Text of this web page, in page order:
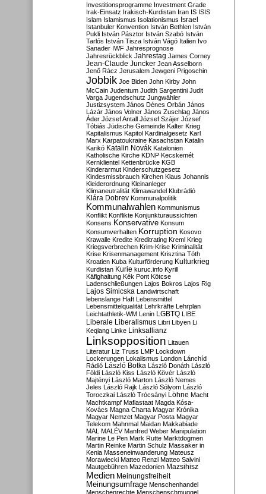
Investitionsprogramme Investment Grade
Irak-Einsatz Irakisch-Kurdistan Iran IS ISIS
Islam Islamismus Isolationismus Israel
Istanbuler Konvention István Bethlen István
Pukli István Pásztor István Szabó István
Tarlós István Tisza István Vágó Italien Ivo
Sanader IWF Jahresprognose
Jahresrückblick Jahrestag James Corney
Jean-Claude Juncker Jean Asselborn
Jenő Rácz Jerusalem Jewgeni Prigoschin
Jobbik Joe Biden John Kirby John
McCain Judentum Judith Sargentini Judit
Varga Jugendschutz Jungwähler
Justizsystem János Dénes Orbán János
Lázár János Volner János Zuschlag János
Áder József Antall József Szájer József
Tóbiás Jüdische Gemeinde Kalter Krieg
Kapitalismus Kapitol Kardinalgesetz Karl
Marx Karpatoukraine Kasachstan Katalin
Karikó Katalin Novák Katalonien
Katholische Kirche KDNP Kecskemét
Kernklientel Kettenbrücke KGB
Kinderarmut Kinderschutzgesetz
Kindesmissbrauch Kirchen Klaus Johannis
Kleiderordnung Kleinanleger
Klimaneutralität Klimawandel Klubrádió
Klára Dobrev Kommunalpolitik
Kommunalwahlen Kommunismus
Konflikt Konflikte Konjunkturaussichten
Konsens Konservative Konsum
Konsumverhalten Korruption Kosovo
Krawalle Kredite Kreditrating Kreml Krieg
Kriegsverbrechen Krim-Krise Kriminalität
Krise Krisenmanagement Krisztina Tóth
Kroatien Kuba Kulturförderung Kulturkrieg
Kurdistan Kurie kuruc.info Kyrill
Käfighaltung Kék Pont Kötcse
Ladenschließungen Lajos Bokros Lajos Rig
Lajos Simicska Landwirtschaft
lebenslange Haft Lebensmittel
Lebensmittelqualität Lehrkräfte Lehrplan
Leichtathletik-WM Lenin LGBTQ LIBE
Liberale Liberalismus Libri Libyen Li
Keqiang Linke Linksallianz
Linksopposition Litauen
Literatur Liz Truss LMP Lockdown
Lockerungen Lokalismus London Lánchíd
Rádió
László Botka László Donáth László
Földi László Kiss László Kövér László
Majtényi László Marton László Nemes
Jeles László Rajk László Sólyom László
Toroczkai László Trócsányi Löhne Macht
Machtkampf Mafiastaat Magda Kósa-
Kovács Magna Charta Magyar Krónika
Magyar Nemzet Magyar Posta Magyar
Telekom Mahnmal Maidan Makkabiade
MAL MALÉV Manfred Weber Manipulation
Marine Le Pen Mark Rutte Marktdogmen
Martin Reinke Martin Schulz Massaker in
Kenia Masseneinwanderung Mateusz
Morawiecki Matteo Renzi Matteo Salvini
Mautgebühren Mazedonien Mazsihisz
Medien Meinungsfreiheit
Meinungsumfrage Menschenhandel
Menschenrechte Menschenschmuggel